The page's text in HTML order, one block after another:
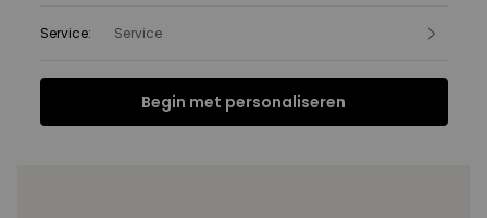
Service: Service
Begin met personaliseren
Specificatie FAQ